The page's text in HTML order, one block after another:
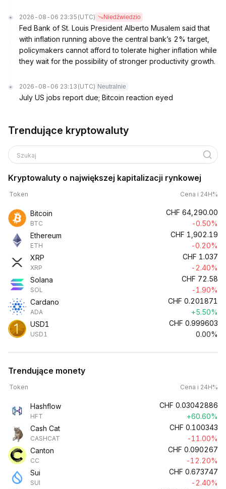
2026-08-06 23:35 (UTC) Niedźwiedzio
Fed Bank of St. Louis President Alberto Musalem said that
with inflation running above the central bank’s 2% target,
policymakers cannot afford to tolerate higher inflation while
they wait for the possibility of stronger productivity growth.
2026-08-06 23:13 (UTC) Neutralnie
July US jobs report due; Bitcoin reaction eyed
Trendujące kryptowaluty
Szukaj
Kryptowaluty o największej kapitalizacji rynkowej
Token Cena i 24H%
Bitcoin
BTC
CHF 64,290.00
-0.50%
Ethereum
ETH
CHF 1,902.19
-0.20%
XRP
XRP
CHF 1.037
-2.40%
Solana
SOL
CHF 72.58
-1.90%
Cardano
ADA
CHF 0.201871
+5.50%
USD1
USD1
CHF 0.999603
0.00%
Trendujące monety
Token Cena i 24H%
Hashflow
HFT
CHF 0.03042886
+60.60%
Cash Cat
CASHCAT
CHF 0.100343
-11.00%
Canton
CC
CHF 0.090267
-12.20%
Sui
SUI
CHF 0.673747
-2.40%